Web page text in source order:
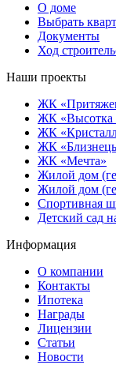
О доме
Выбрать
Документы
Ход
Наши проекты
ЖК
ЖК «Высотка
ЖК
ЖК
ЖК «Мечта»
Жилой дом
Жилой дом
Спортивная
Детский сад
Информация
О компании
Контакты
Ипотека
Награды
Лицензии
Статьи
Новости